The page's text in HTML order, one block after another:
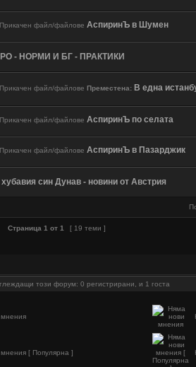
АспиринЪ в Шумен
- НОРМИ И БГ - ПРАКТИКИ
Преместена: В една
АспиринЪ по селата
АспиринЪ в Пазарджик
хубавия син Дунав - новини от Австрия
Страница 1 от 1 [ 19 теми ]
този форум: 0 регистрирани, и 1 госта
[ Популярна ]